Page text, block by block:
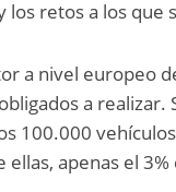
los retos a los que
a nivel europeo
a
100.000
ellas, apenas el